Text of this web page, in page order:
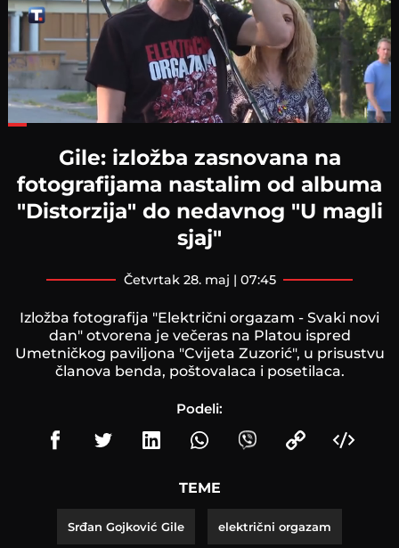
Gile: izložba zasnovana na
fotografijama nastalim od albuma
"Distorzija" do nedavnog "U magli
sjaj"
četvrtak 28. maj | 07:45
Izložba fotografija "Električni orgazam - Svaki novi
dan" otvorena je večeras na Platou ispred
Umetničkog paviljona "Cvijeta Zuzorić", u prisustvu
članova benda, poštovalaca i posetilaca.
Podeli:
TEME
Srđan Gojković Gile električni orgazam